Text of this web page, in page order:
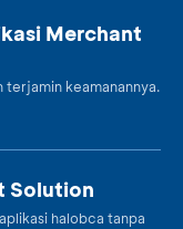
Merchant
terjamin keamanannya.
Solution
halobca tanpa